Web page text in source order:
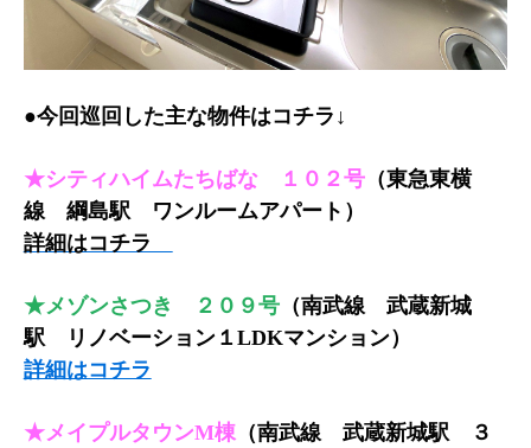
●今回巡回した主な物件はコチラ↓
★シティハイムたちばな １０２号（東急東横
線 綱島駅 ワンルームアパート ）
詳細はコチラ
★メゾンさつき ２０９号（南武線 武蔵新城
駅 リノベーション１LDKマンション）
詳細はコチラ
★メイプルタウンM棟（南武線 武蔵新城駅 ３